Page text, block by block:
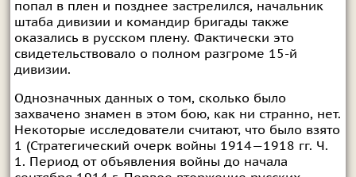
попал в плен и позднее застрелился, начальник
штаба дивизии и командир бригады также
оказались в русском плену. Фактически это
свидетельствовало о полном разгроме 15-й
дивизии.
Однозначных данных о том, сколько было
захвачено знамен в этом бою, как ни странно, нет.
Некоторые исследователи считают, что было взято
1 (Стратегический очерк войны 1914—1918 гг. Ч.
1. Период от объявления войны до начала